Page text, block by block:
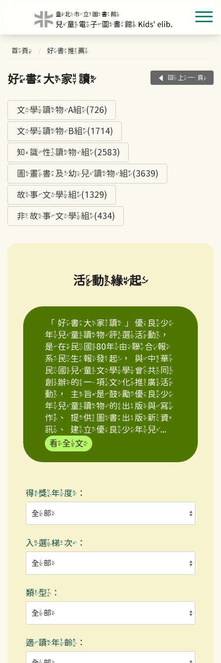
首頁 好書推薦
好書大家讀 回上一頁
文學讀物A組(726)
文學讀物B組(1714)
知識性讀物組(2583)
圖畫書及幼兒讀物組(3639)
故事文學組(1329)
非故事文學組(434)
活動緣起
「好書大家讀」優良少
年兒童讀物評選活動，
是在民國80年由聯合報
系民生報發起，與中華
民國兒童文學學會共同
創辦的一項文化推廣活
動，主旨是鼓勵優良少
年兒童讀物的出版與寫
作、提供圖書出版新資
訊、建立優良少年兒...
看全文
得獎年度：
入選梯次：
類型：
適讀年齡：